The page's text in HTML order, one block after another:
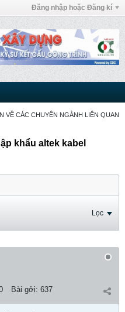
Đăng nhập hoặc Đăng kí
VỀ CÁC CHUYÊN NGÀNH LIÊN QUAN
khẩu altek kabel
Lọc
Bài gởi: 637